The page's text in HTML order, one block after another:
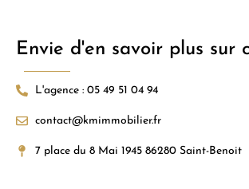
Envie d'en savoir plus sur
L'agence : 05 49 51 04 94
contact@kmimmobilier.fr
7 place du 8 Mai 1945 86280 Saint-Benoit